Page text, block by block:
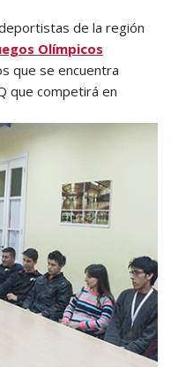
de la región
Olímpicos
que se encuentra
que competirá en